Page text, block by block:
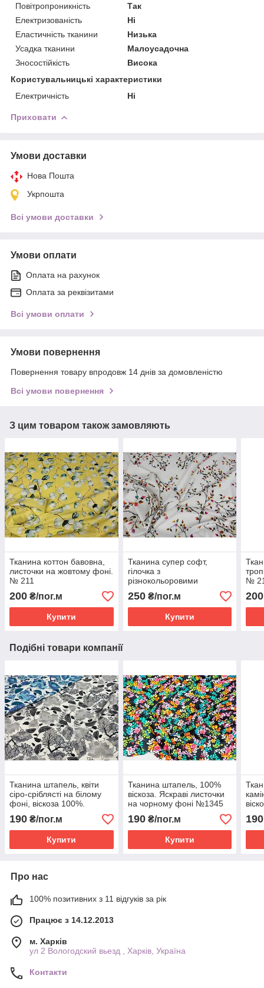
Повітропроникність
Так
Електризованість
Ні
Еластичність тканини
Низька
Усадка тканини
Малоусадочна
Зносостійкість
Висока
Користувальницькі характеристики
Електричність
Ні
Приховати
Умови доставки
Нова Пошта
Укрпошта
Всі умови доставки
Умови оплати
Оплата на рахунок
Оплата за реквізитами
Всі умови оплати
Умови повернення
Повернення товару впродовж 14 днів за домовленістю
Всі умови повернення
З цим товаром також замовляють
Тканина коттон бавовна,
листочки на жовтому фоні.
№ 211
200 ₴/пог.м
Купити
Тканина супер софт,
гілочка з
різнокольоровими
листочками на білому
фоні №722
250₴/пог.м
Купити
№
200
Подібні товари компанії
Тканина штапель, квіти
сіро-сріблясті на білому
фоні, віскоза 100%.
190 ₴/пог.м
Купити
Тканина штапель, 100%
віскоза. Яскраві листочки
на чорному фоні №1345
190₴/пог.м
Купити
190
Про нас
100% позитивних з 11 відгуків за рік
Працює з 14.12.2013
м. Харків
ул 2 Вологодский вьезд , Харків, Україна
Контакти